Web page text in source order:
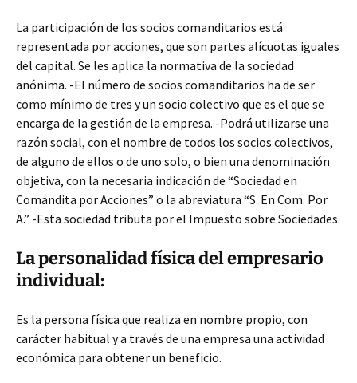
La participación de los socios comanditarios está
representada por acciones, que son partes alícuotas iguales
del capital. Se les aplica la normativa de la sociedad
anónima. -El número de socios comanditarios ha de ser
como mínimo de tres y un socio colectivo que es el que se
encarga de la gestión de la empresa. -Podrá utilizarse una
razón social, con el nombre de todos los socios colectivos,
de alguno de ellos o de uno solo, o bien una denominación
objetiva, con la necesaria indicación de “Sociedad en
Comandita por Acciones” o la abreviatura “S. En Com. Por
A.” -Esta sociedad tributa por el Impuesto sobre Sociedades.
La personalidad física del empresario
individual:
Es la persona física que realiza en nombre propio, con
carácter habitual y a través de una empresa una actividad
económica para obtener un beneficio.